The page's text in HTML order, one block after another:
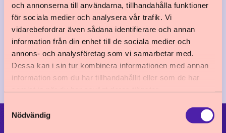
och annonserna till användarna, tillhandahålla funktioner
för sociala medier och analysera vår trafik. Vi
vidarebefordrar även sådana identifierare och annan
information från din enhet till de sociala medier och
annons- och analysföretag som vi samarbetar med.
Dessa kan i sin tur kombinera informationen med annan
information som du har tillhandahållit eller som de har
Samtyckesval
Nödvändig
Barnkonsekvensanalys får effekt
När Luleå kommun skulle starta en
resursskola gjordes en
barnkonsekvensanalys för att säkerställa
barnets bästa. Här får du ta del av
kommunens erfarenheter.